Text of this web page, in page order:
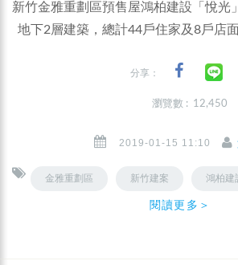
新竹金雅重劃區預售屋鴻柏建設「悅光
地下2層建築，總計44戶住家及8戶店
分享：
瀏覽數 : 12,450
2019-01-15 11:10
金雅重劃區 新竹建案 鴻柏建
閱讀更多＞